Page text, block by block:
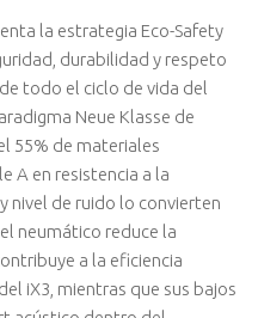
la estrategia Eco-Safety
durabilidad y respeto
todo el ciclo de vida del
Neue Klasse de
55% de materiales
A en resistencia a la
nivel de ruido lo convierten
neumático reduce la
a la eficiencia
iX3, mientras que sus bajos